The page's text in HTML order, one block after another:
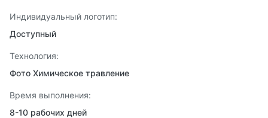
Индивидуальный логотип:
Доступный
Технология:
Фото Химическое травление
Время выполнения:
8-10 рабочих дней